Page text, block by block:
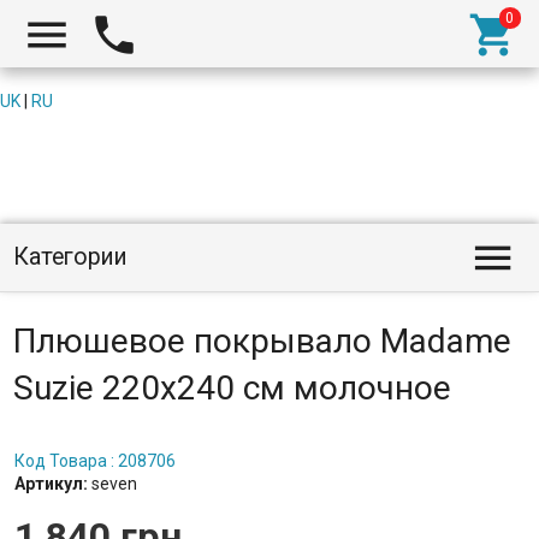
  
UK RU
Категории 
Плюшевое покрывало Madame
Suzie 220х240 см молочное
Код Товара : 208706
Артикул: seven